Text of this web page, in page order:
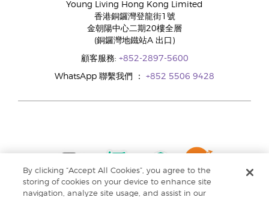
Young Living Hong Kong Limited
香港銅鑼灣登龍街1號
金朝陽中心二期20樓全層
(銅鑼灣地鐵站A 出口)
顧客服務: +852-2897-5600
WhatsApp 聯繫我們 ： +852 5506 9428
By clicking “Accept All Cookies”, you agree to the
storing of cookies on your device to enhance site
navigation, analyze site usage, and assist in our